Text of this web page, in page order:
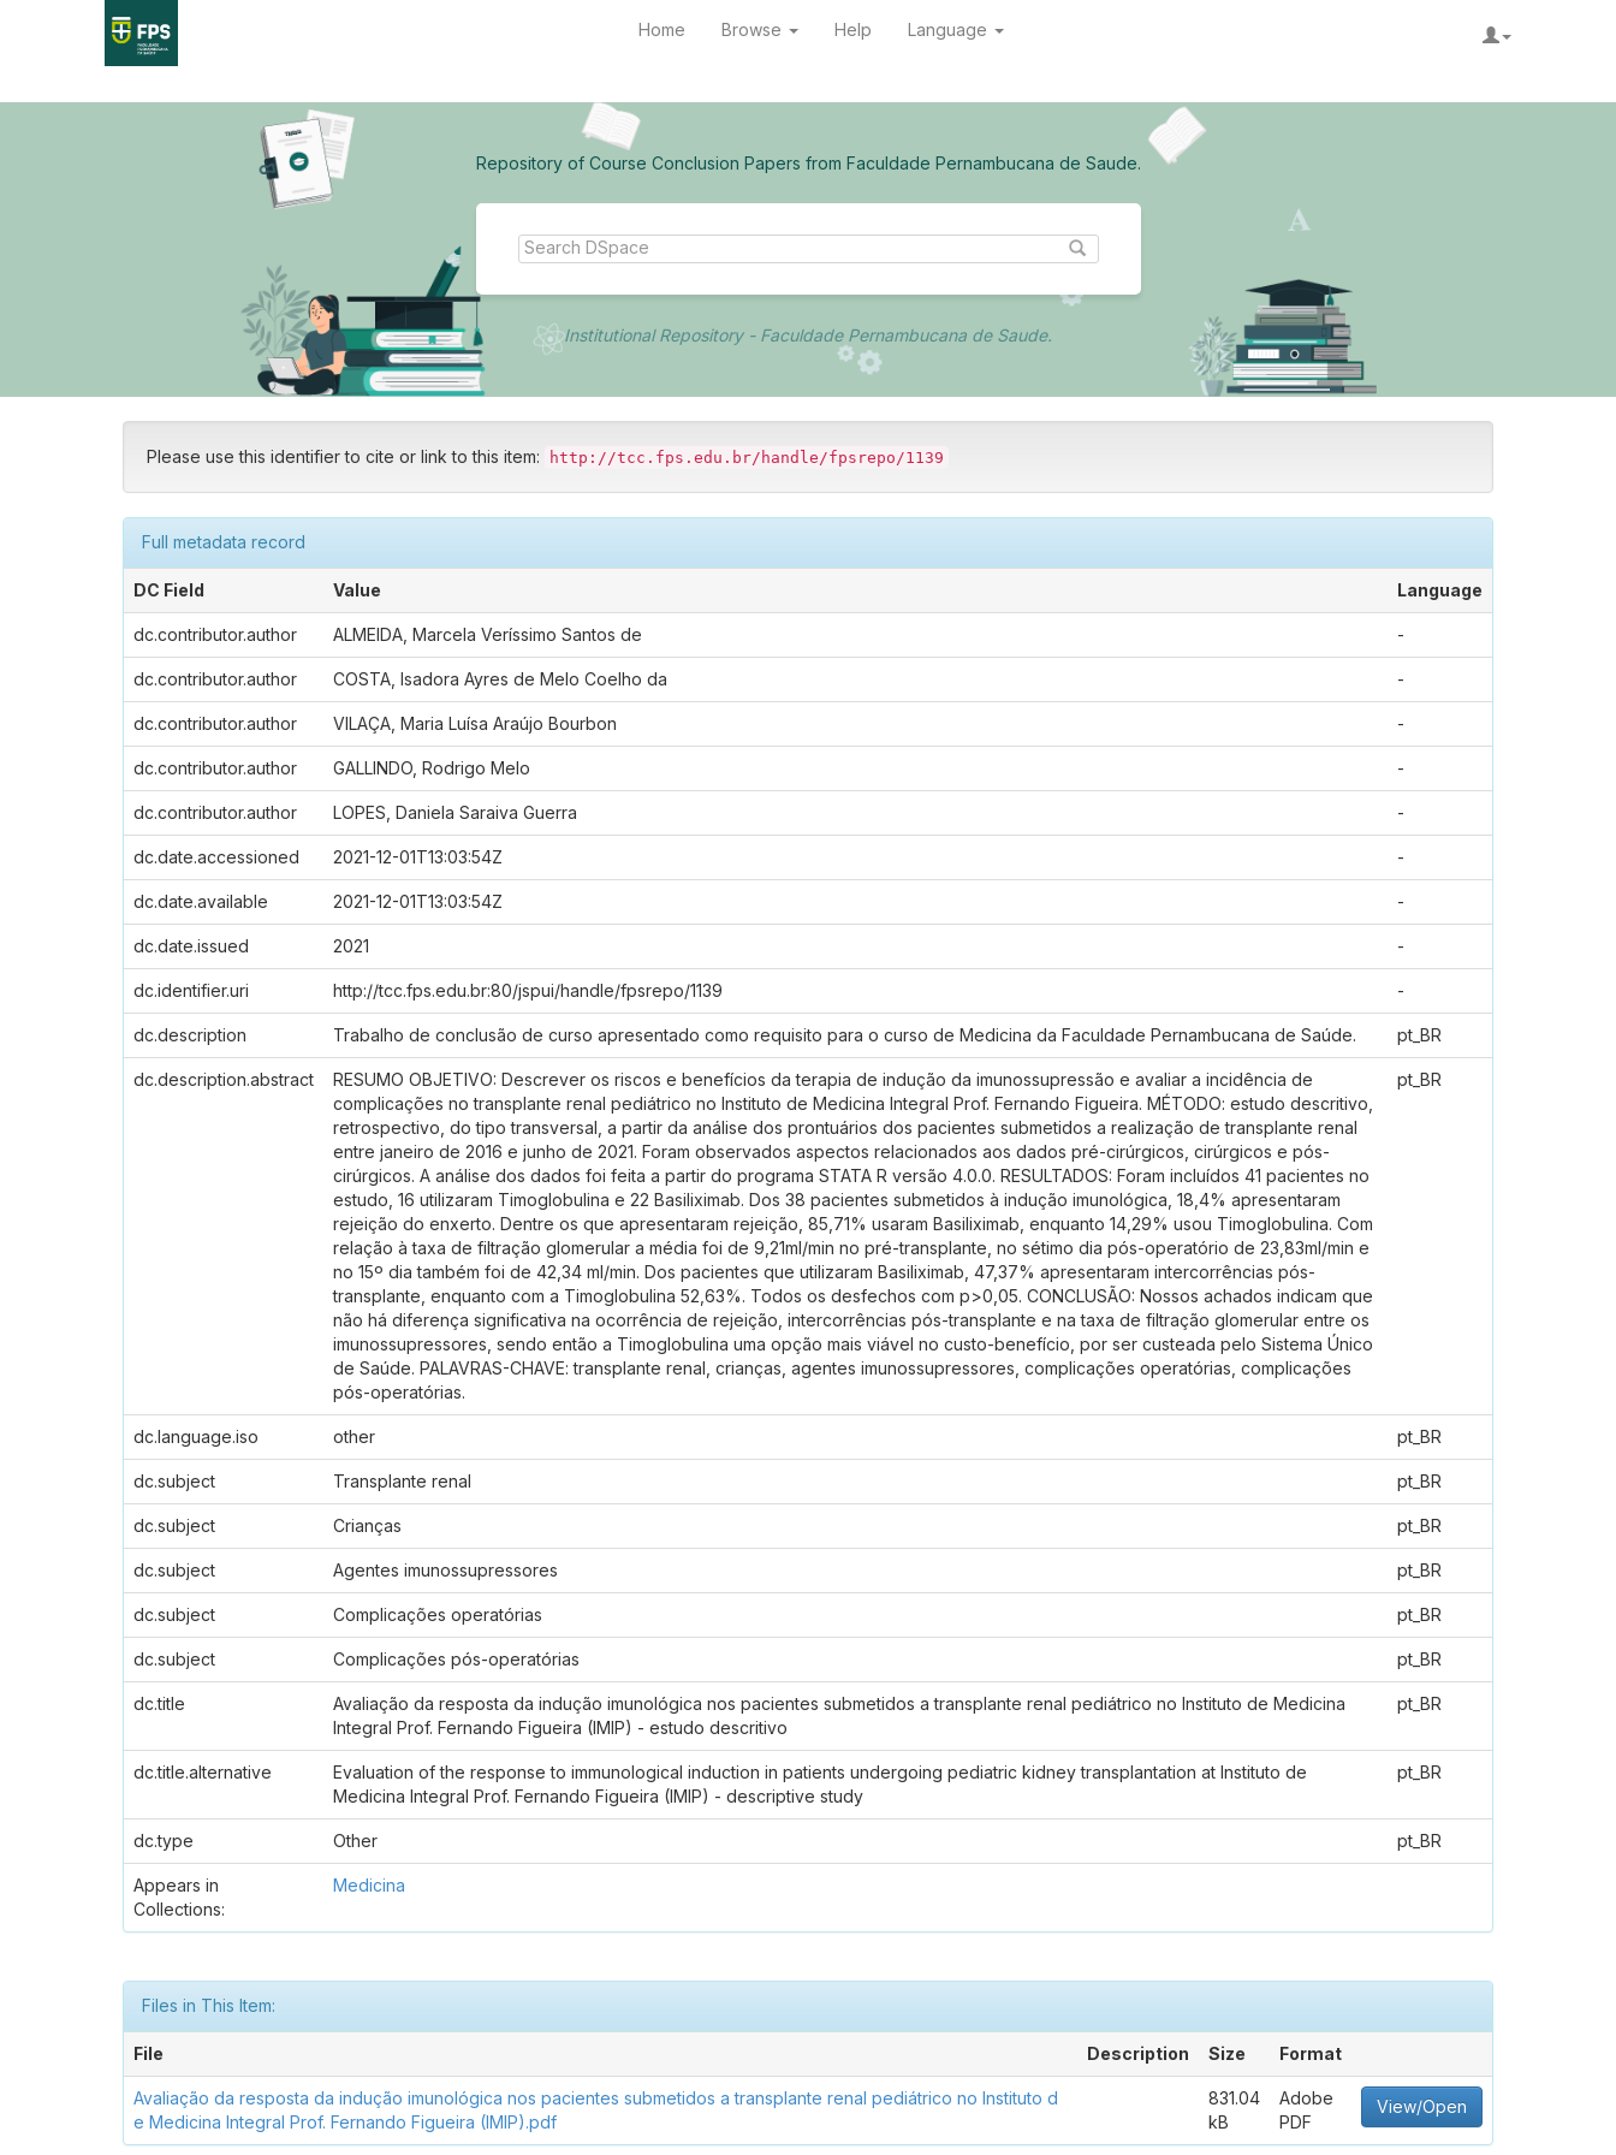
Home Browse Help Language
Repository of Course Conclusion Papers from Faculdade Pernambucana de Saude.
Institutional Repository - Faculdade Pernambucana de Saude.
Please use this identifier to cite or link to this item: http://tcc.fps.edu.br/handle/fpsrepo/1139
Full metadata record
DC Field Value Language
dc.contributor.author ALMEIDA, Marcela Veríssimo Santos de -
dc.contributor.author COSTA, Isadora Ayres de Melo Coelho da -
dc.contributor.author VILAÇA, Maria Luísa Araújo Bourbon -
dc.contributor.author GALLINDO, Rodrigo Melo -
dc.contributor.author LOPES, Daniela Saraiva Guerra -
dc.date.accessioned 2021-12-01T13:03:54Z -
dc.date.available 2021-12-01T13:03:54Z -
dc.date.issued 2021 -
dc.identifier.uri http://tcc.fps.edu.br:80/jspui/handle/fpsrepo/1139 -
dc.description Trabalho de conclusão de curso apresentado como requisito para o curso de Medicina da Faculdade Pernambucana de Saúde. pt_BR
dc.description.abstract
RESUMO OBJETIVO: Descrever os riscos e benefícios da terapia de indução da imunossupressão e avaliar a incidência de
complicações no transplante renal pediátrico no Instituto de Medicina Integral Prof. Fernando Figueira. MÉTODO: estudo descritivo,
retrospectivo, do tipo transversal, a partir da análise dos prontuários dos pacientes submetidos a realização de transplante renal
entre janeiro de 2016 e junho de 2021. Foram observados aspectos relacionados aos dados pré-cirúrgicos, cirúrgicos e pós-
cirúrgicos. A análise dos dados foi feita a partir do programa STATA R versão 4.0.0. RESULTADOS: Foram incluídos 41 pacientes no
estudo, 16 utilizaram Timoglobulina e 22 Basiliximab. Dos 38 pacientes submetidos à indução imunológica, 18,4% apresentaram
rejeição do enxerto. Dentre os que apresentaram rejeição, 85,71% usaram Basiliximab, enquanto 14,29% usou Timoglobulina. Com
relação à taxa de filtração glomerular a média foi de 9,21ml/min no pré-transplante, no sétimo dia pós-operatório de 23,83ml/min e
no 15º dia também foi de 42,34 ml/min. Dos pacientes que utilizaram Basiliximab, 47,37% apresentaram intercorrências pós-
transplante, enquanto com a Timoglobulina 52,63%. Todos os desfechos com p>0,05. CONCLUSÃO: Nossos achados indicam que
não há diferença significativa na ocorrência de rejeição, intercorrências pós-transplante e na taxa de filtração glomerular entre os
imunossupressores, sendo então a Timoglobulina uma opção mais viável no custo-benefício, por ser custeada pelo Sistema Único
de Saúde. PALAVRAS-CHAVE: transplante renal, crianças, agentes imunossupressores, complicações operatórias, complicações
pós-operatórias.
pt_BR
dc.language.iso other pt_BR
dc.subject Transplante renal pt_BR
dc.subject Crianças pt_BR
dc.subject Agentes imunossupressores pt_BR
dc.subject Complicações operatórias pt_BR
dc.subject Complicações pós-operatórias pt_BR
dc.title
Avaliação da resposta da indução imunológica nos pacientes submetidos a transplante renal pediátrico no Instituto de Medicina
Integral Prof. Fernando Figueira (IMIP) - estudo descritivo
pt_BR
dc.title.alternative
Evaluation of the response to immunological induction in patients undergoing pediatric kidney transplantation at Instituto de
Medicina Integral Prof. Fernando Figueira (IMIP) - descriptive study
pt_BR
dc.type Other pt_BR
Appears in
Collections:
Medicina
Files in This Item:
File Description Size Format
Avaliação da resposta da indução imunológica nos pacientes submetidos a transplante renal pediátrico no Instituto d
e Medicina Integral Prof. Fernando Figueira (IMIP).pdf
831.04
kB
Adobe
PDF
View/Open